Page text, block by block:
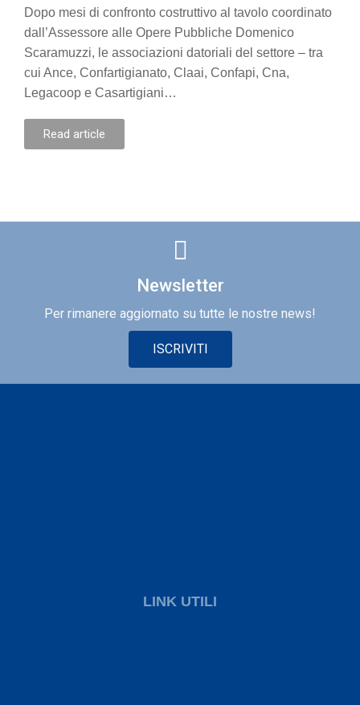
Dopo mesi di confronto costruttivo al tavolo coordinato
dall’Assessore alle Opere Pubbliche Domenico
Scaramuzzi, le associazioni datoriali del settore – tra
cui Ance, Confartigianato, Claai, Confapi, Cna,
Legacoop e Casartigiani…
Read article
Newsletter
Per rimanere aggiornato su tutte le nostre news!
ISCRIVITI
LINK UTILI